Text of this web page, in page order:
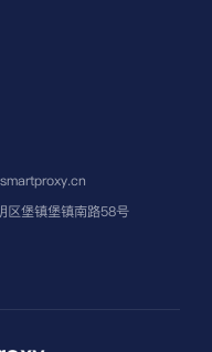
区堡镇堡镇南路58号